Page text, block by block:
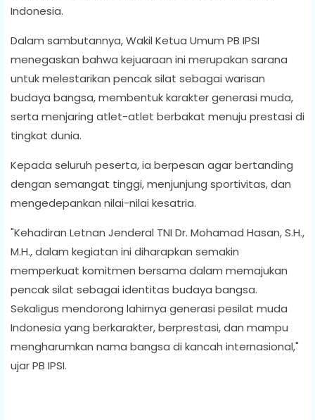
Indonesia.
Dalam sambutannya, Wakil Ketua Umum PB IPSI
menegaskan bahwa kejuaraan ini merupakan sarana
untuk melestarikan pencak silat sebagai warisan
budaya bangsa, membentuk karakter generasi muda,
serta menjaring atlet-atlet berbakat menuju prestasi di
tingkat dunia.
Kepada seluruh peserta, ia berpesan agar bertanding
dengan semangat tinggi, menjunjung sportivitas, dan
mengedepankan nilai-nilai kesatria.
"Kehadiran Letnan Jenderal TNI Dr. Mohamad Hasan, S.H.,
M.H., dalam kegiatan ini diharapkan semakin
memperkuat komitmen bersama dalam memajukan
pencak silat sebagai identitas budaya bangsa.
Sekaligus mendorong lahirnya generasi pesilat muda
Indonesia yang berkarakter, berprestasi, dan mampu
mengharumkan nama bangsa di kancah internasional,"
ujar PB IPSI.